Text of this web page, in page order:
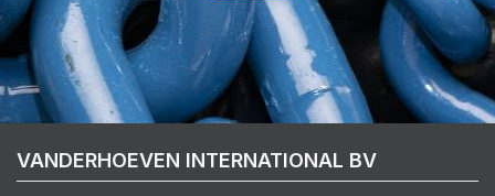
VANDERHOEVEN INTERNATIONAL BV